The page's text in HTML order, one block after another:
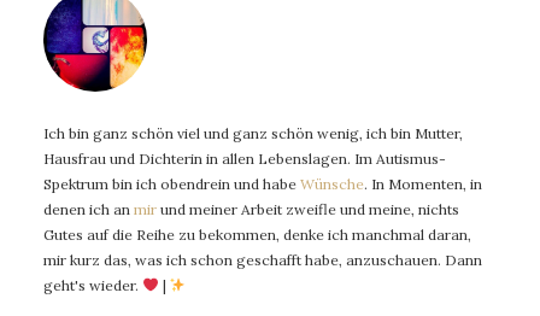
Ich bin ganz schön viel und ganz schön wenig, ich bin Mutter,
Hausfrau und Dichterin in allen Lebenslagen. Im Autismus-
Spektrum bin ich obendrein und habe Wünsche. In Momenten, in
denen ich an mir und meiner Arbeit zweifle und meine, nichts
Gutes auf die Reihe zu bekommen, denke ich manchmal daran,
mir kurz das, was ich schon geschafft habe, anzuschauen. Dann
geht's wieder.
|